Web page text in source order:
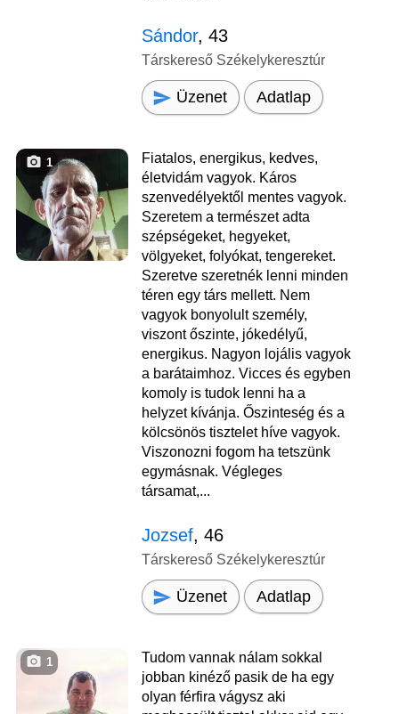
Sándor, 43
Társkereső Székelykeresztúr
Üzenet Adatlap
1
Fiatalos, energikus, kedves,
életvidám vagyok. Káros
szenvedélyektől mentes vagyok.
Szeretem a természet adta
szépségeket, hegyeket,
völgyeket, folyókat, tengereket.
Szeretve szeretnék lenni minden
téren egy társ mellett. Nem
vagyok bonyolult személy,
viszont őszinte, jókedélyű,
energikus. Nagyon lojális vagyok
a barátaimhoz. Vicces és egyben
komoly is tudok lenni ha a
helyzet kívánja. Őszinteség és a
kölcsönös tisztelet híve vagyok.
Viszonozni fogom ha tetszünk
egymásnak. Végleges
társamat,...
Jozsef, 46
Társkereső Székelykeresztúr
Üzenet Adatlap
1
Tudom vannak nálam sokkal
jobban kinéző pasik de ha egy
olyan férfira vágysz aki